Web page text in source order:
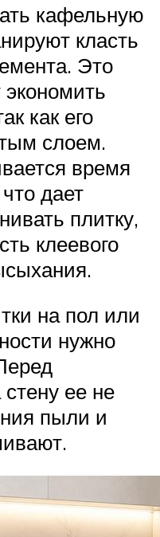
кафельную
класть
Это
как его
слоем.
время
дает
плитку,
клеевого
на пол или
нужно
ее не
пыли и